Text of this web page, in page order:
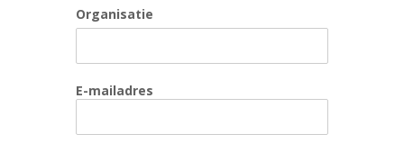
Organisatie
E-mailadres